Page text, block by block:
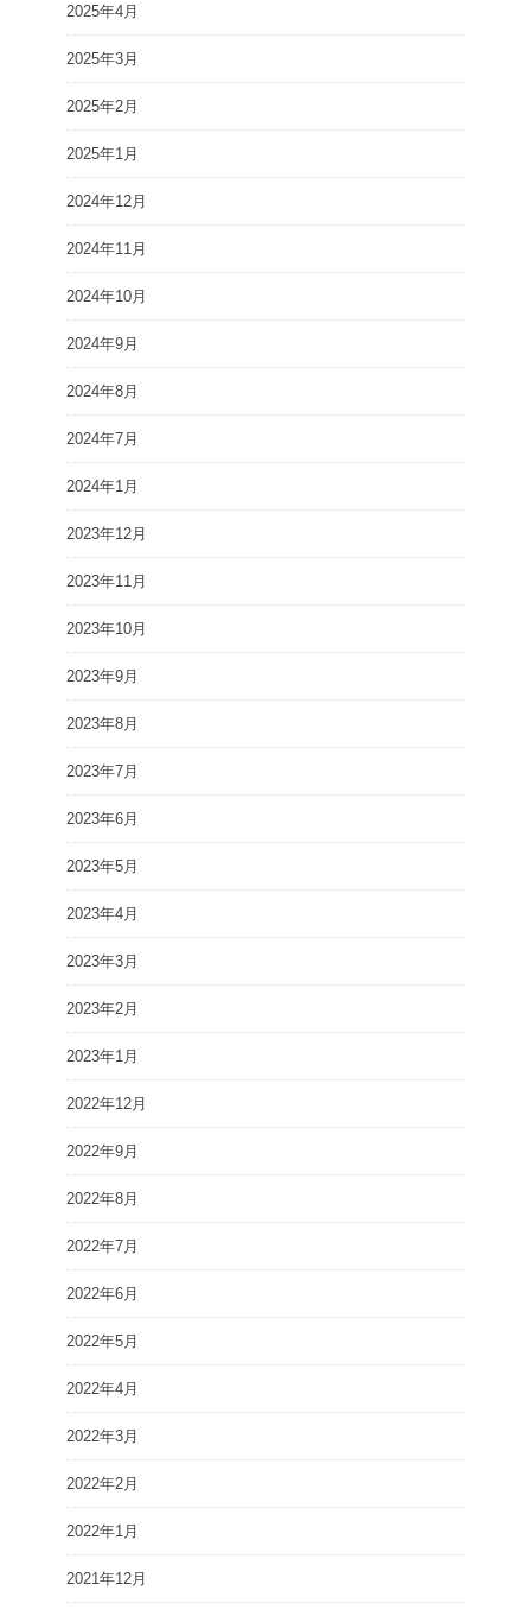
2025年4月
2025年3月
2025年2月
2025年1月
2024年12月
2024年11月
2024年10月
2024年9月
2024年8月
2024年7月
2024年1月
2023年12月
2023年11月
2023年10月
2023年9月
2023年8月
2023年7月
2023年6月
2023年5月
2023年4月
2023年3月
2023年2月
2023年1月
2022年12月
2022年9月
2022年8月
2022年7月
2022年6月
2022年5月
2022年4月
2022年3月
2022年2月
2022年1月
2021年12月